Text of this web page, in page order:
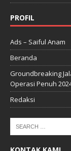
PROFIL
Ads – Saiful Anam
Beranda
Groundbreaking
Operasi Penuh
Redaksi